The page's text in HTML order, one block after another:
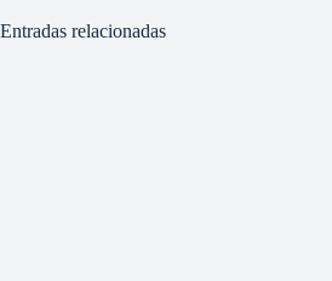
Entradas relacionadas